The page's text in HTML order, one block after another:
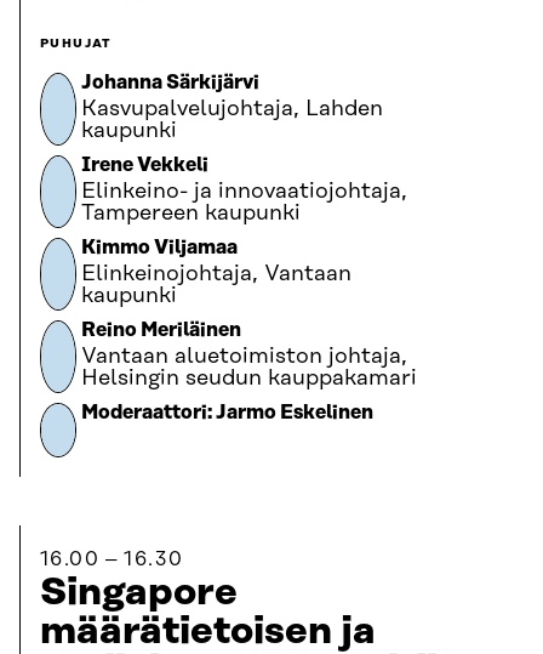
PUHUJAT
Johanna Särkijärvi
Kasvupalvelujohtaja, Lahden
kaupunki
Irene Vekkeli
Elinkeino- ja innovaatiojohtaja,
Tampereen kaupunki
Kimmo Viljamaa
Elinkeinojohtaja, Vantaan
kaupunki
Reino Meriläinen
Vantaan aluetoimiston johtaja,
Helsingin seudun kauppakamari
Moderaattori: Jarmo Eskelinen
16.00 16.30
Singapore
määrätietoisen ja